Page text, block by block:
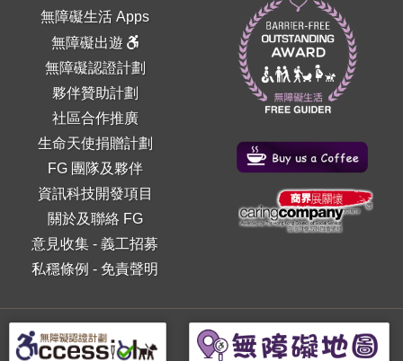
無障礙生活 Apps
無障礙出遊
無障礙認證計劃
夥伴贊助計劃
社區合作推廣
生命天使捐贈計劃
FG 團隊及夥伴
資訊科技開發項目
關於及聯絡 FG
意見收集 -義工招募
私穩條例 - 免責聲明